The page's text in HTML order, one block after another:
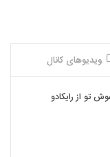
Farid
فائزنیا(پاپ)
ویدیوهای کانال
تو از رایکادو